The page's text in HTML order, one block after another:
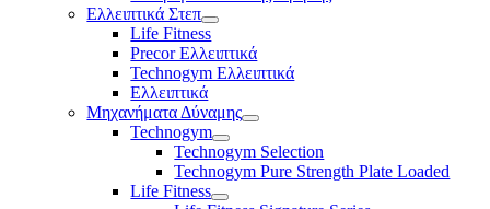
Ελλειπτικά Στεπ
Life Fitness
Precor Ελλειπτικά
Technogym Ελλειπτικά
Ελλειπτικά
Μηχανήματα Δύναμης
Technogym
Technogym Selection
Technogym Pure Strength Plate Loaded
Life Fitness